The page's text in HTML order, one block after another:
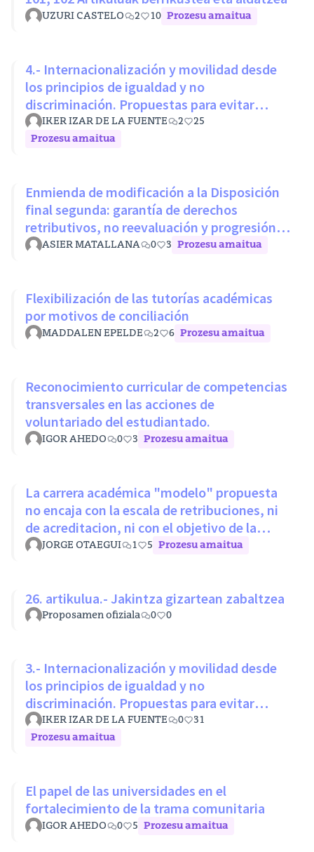
UZURI CASTELO 2 10 Prozesu amaitua
4.- Internacionalización y movilidad desde
los principios de igualdad y no
discriminación. Propuestas para evitar
desigualdades estructurales
IKER IZAR DE LA FUENTE 2
25
Prozesu amaitua
Enmienda de modificación a la Disposición
final segunda: garantía de derechos
retributivos, no reevaluación y progresión
sin penalización
ASIER MATALLANA 0 3 Prozesu amaitua
Flexibilización de las tutorías académicas
por motivos de conciliación
MADDALEN EPELDE 2 6 Prozesu amaitua
Reconocimiento curricular de competencias
transversales en las acciones de
voluntariado del estudiantado.
IGOR AHEDO 0 3 Prozesu amaitua
La carrera académica "modelo" propuesta
no encaja con la escala de retribuciones, ni
de acreditacion, ni con el objetivo de la
LOSUJORGE OTAEGUI 1 5 Prozesu amaitua
26. artikulua.- Jakintza gizartean zabaltzea
Proposamen ofiziala 0 0
3.- Internacionalización y movilidad desde
los principios de igualdad y no
discriminación. Propuestas para evitar
desigualdades estructurales
IKER IZAR DE LA FUENTE 0
31
Prozesu amaitua
El papel de las universidades en el
fortalecimiento de la trama comunitaria
IGOR AHEDO 0 5 Prozesu amaitua